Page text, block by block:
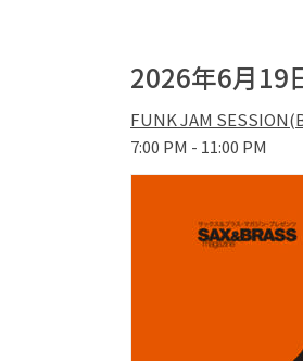
2026年6月19
FUNK JAM
7:00 PM - 11:00 PM